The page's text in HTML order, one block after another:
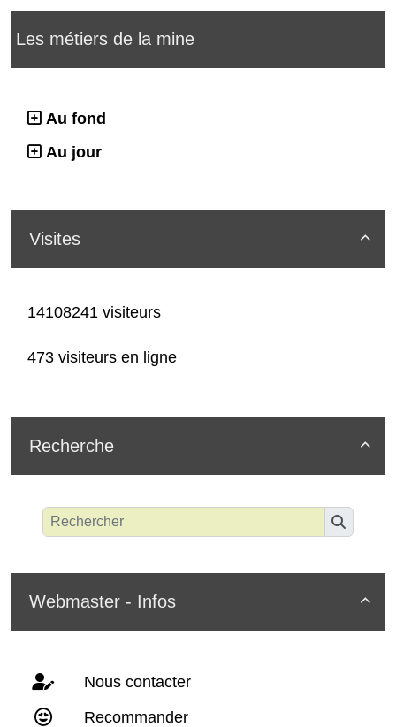
Les métiers de la mine
Au fond
Au jour

Visites
14108241 visiteurs
473 visiteurs en ligne

Recherche

Webmaster - Infos
Nous contacter
Recommander